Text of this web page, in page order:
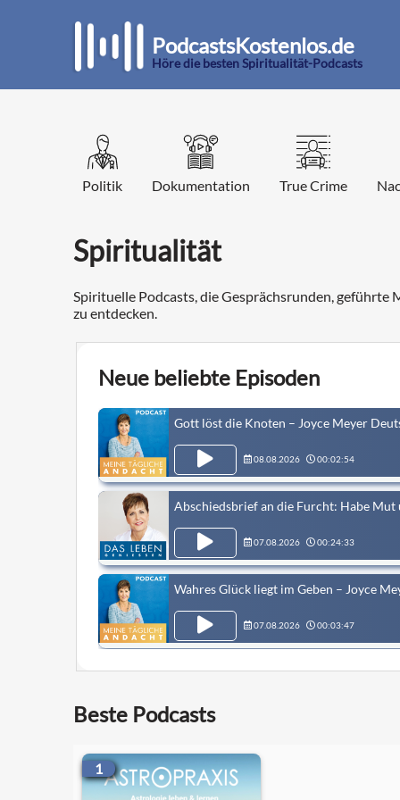
PodcastsKostenlos.de
Höre die besten Spiritualität-Podcasts
Politik Dokumentation True Crime
Spiritualität
Spirituelle Podcasts, die Gesprächsrunden,
zu entdecken.
Neue beliebte Episoden
Gott löst die Knoten – Joyce Meyer
08.08.2026 00:02:54
Abschiedsbrief an die Furcht: Habe Mut
07.08.2026 00:24:33
Wahres Glück liegt im Geben – Joyce
07.08.2026 00:03:47
Glücksmodus: Wie du deinen Egoismus
Schamanismus an deine Bedürfnisse
Beste Podcasts
1